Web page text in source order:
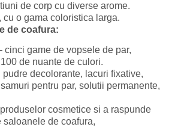
de corp cu diverse arome.
cu o gama coloristica larga.
de coafura:
cinci game de vopsele de par,
de nuante de culori.
decolorante, lacuri fixative,
pentru par, solutii permanente,
cosmetice si a raspunde
saloanele de coafura,